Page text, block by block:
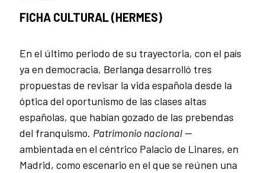
FICHA CULTURAL (HERMES)
En el último periodo de su trayectoria, con el país
ya en democracia, Berlanga desarrolló tres
propuestas de revisar la vida española desde la
óptica del oportunismo de las clases altas
españolas, que habían gozado de las prebendas
del franquismo. Patrimonio nacional —
ambientada en el céntrico Palacio de Linares, en
Madrid, como escenario en el que se reúnen una